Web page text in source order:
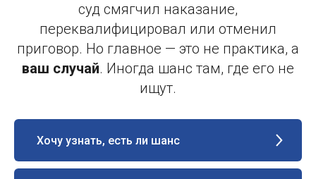
суд смягчил наказание,
переквалифицировал или отменил
приговор. Но главное — это не практика, а
ваш случай. Иногда шанс там, где его не
ищут.
Хочу узнать, есть ли шанс